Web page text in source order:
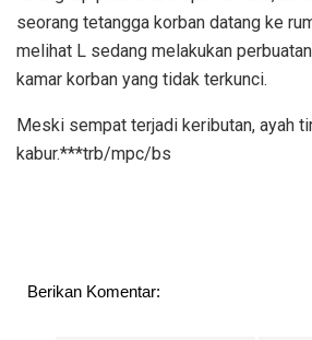
seorang tetangga korban datang ke
melihat L sedang melakukan
kamar korban yang tidak terkunci.
Meski sempat terjadi keributan, ayah
kabur.***trb/mpc/bs
Berikan Komentar: